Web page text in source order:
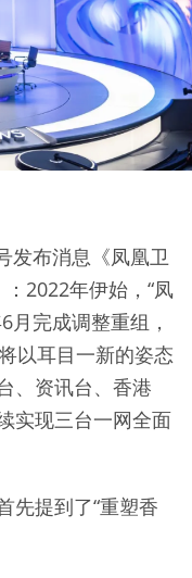
发布消息《凤凰卫
2022年伊始，“凤
月完成调整重组，
以耳目一新的姿态
、资讯台、香港
实现三台一网全面
先提到了“重塑香